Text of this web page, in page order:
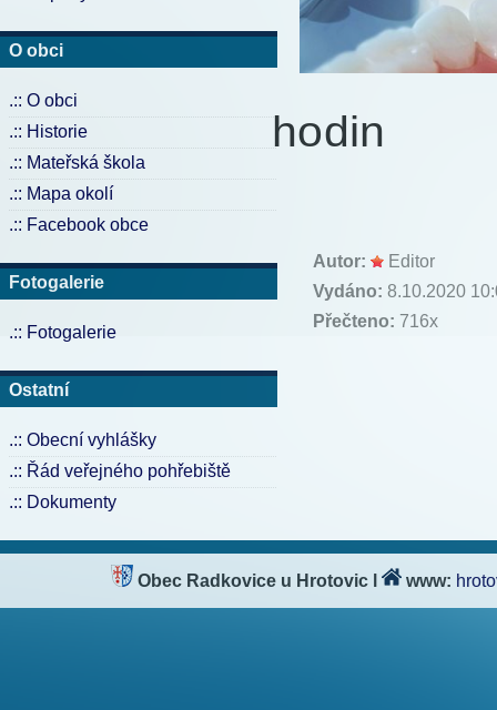
O obci
.:: O obci
.:: Historie
.:: Mateřská škola
.:: Mapa okolí
.:: Facebook obce
Fotogalerie
.:: Fotogalerie
Ostatní
.:: Obecní vyhlášky
.:: Řád veřejného pohřebiště
.:: Dokumenty
hodin
Autor:
Editor
Vydáno: 8.10.2020
Přečteno: 716x
Obec Radkovice u Hrotovic www: